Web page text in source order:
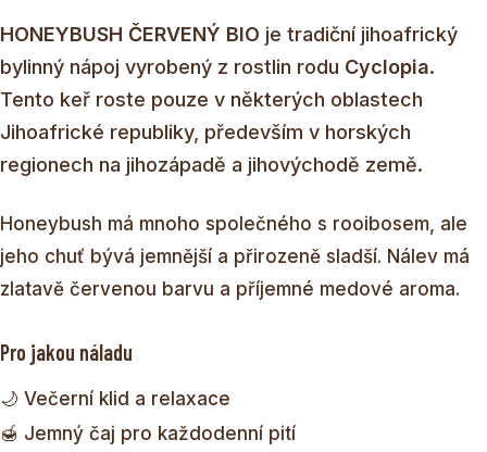
HONEYBUSH ČERVENÝ BIO je tradiční jihoafrický
bylinný nápoj vyrobený z rostlin rodu Cyclopia.
Tento keř roste pouze v některých oblastech
Jihoafrické republiky, především v horských
regionech na jihozápadě a jihovýchodě země.
Honeybush má mnoho společného s rooibosem, ale
jeho chuť bývá jemnější a přirozeně sladší. Nálev má
zlatavě červenou barvu a příjemné medové aroma.
Pro jakou náladu
🌙 Večerní klid a relaxace
🍯 Jemný čaj pro každodenní pití